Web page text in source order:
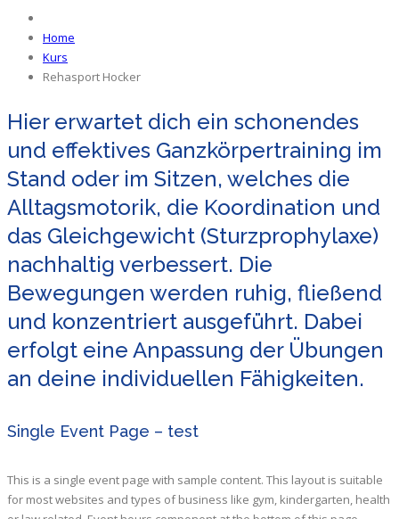
Home
Kurs
Rehasport Hocker
Hier erwartet dich ein schonendes
und effektives Ganzkörpertraining im
Stand oder im Sitzen, welches die
Alltagsmotorik, die Koordination und
das Gleichgewicht (Sturzprophylaxe)
nachhaltig verbessert. Die
Bewegungen werden ruhig, fließend
und konzentriert ausgeführt. Dabei
erfolgt eine Anpassung der Übungen
an deine individuellen Fähigkeiten.
Single Event Page – test
This is a single event page with sample content. This layout is suitable
for most websites and types of business like gym, kindergarten, health